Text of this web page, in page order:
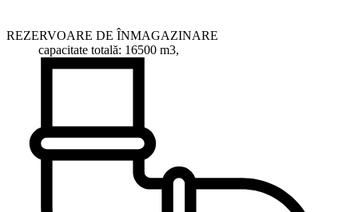
REZERVOARE DE ÎNMAGAZINARE
capacitate totală: 16500 m3,